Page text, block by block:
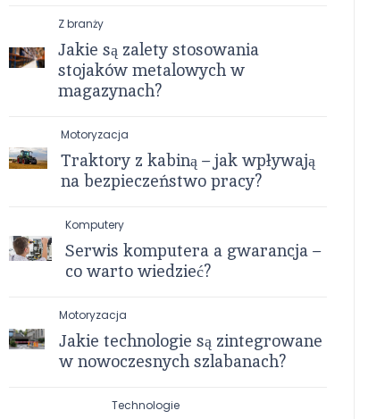
Z branży
Jakie są zalety stosowania
stojaków metalowych w
magazynach?
Motoryzacja
Traktory z kabiną – jak wpływają
na bezpieczeństwo pracy?
Komputery
Serwis komputera a gwarancja –
co warto wiedzieć?
Motoryzacja
Jakie technologie są zintegrowane
w nowoczesnych szlabanach?
Technologie